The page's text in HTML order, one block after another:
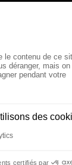
Kollectif
Kollectif
1
v2com-1